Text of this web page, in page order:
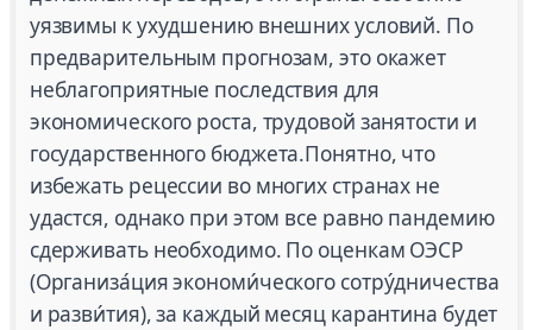
уязвимы к ухудшению внешних условий. По
предварительным прогнозам, это окажет
неблагоприятные последствия для
экономического роста, трудовой занятости и
государственного бюджета.Понятно, что
избежать рецессии во многих странах не
удастся, однако при этом все равно пандемию
сдерживать необходимо. По оценкам ОЭСР
(Организа́ция экономи́ческого сотру́дничества
и разви́тия), за каждый месяц карантина будет